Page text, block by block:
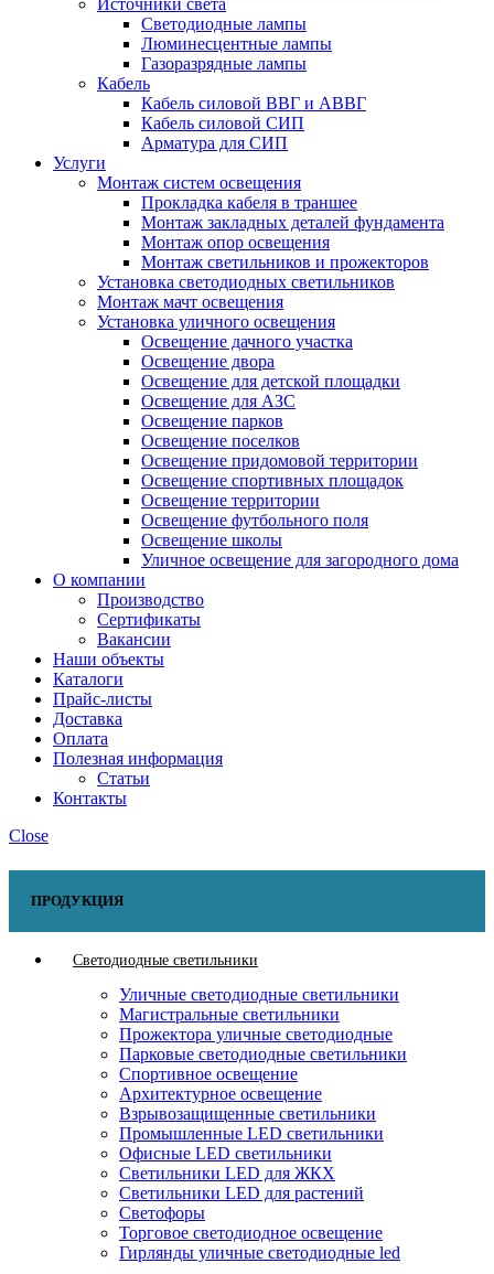
Светодиодные лампы
Люминесцентные лампы
Газоразрядные лампы
Кабель
Кабель силовой ВВГ и АВВГ
Кабель силовой СИП
Арматура для СИП
Услуги
Монтаж систем освещения
Прокладка кабеля в траншее
Монтаж закладных деталей фундамента
Монтаж опор освещения
Монтаж светильников и прожекторов
Установка светодиодных светильников
Монтаж мачт освещения
Установка уличного освещения
Освещение дачного участка
Освещение двора
Освещение для детской площадки
Освещение для АЗС
Освещение парков
Освещение поселков
Освещение придомовой территории
Освещение спортивных площадок
Освещение территории
Освещение футбольного поля
Освещение школы
Уличное освещение для загородного дома
О компании
Производство
Сертификаты
Вакансии
Наши объекты
Каталоги
Прайс-листы
Доставка
Оплата
Полезная информация
Статьи
Контакты
Close
ПРОДУКЦИЯ
Светодиодные светильники
Уличные светодиодные светильники
Магистральные светильники
Прожектора уличные светодиодные
Парковые светодиодные светильники
Спортивное освещение
Архитектурное освещение
Взрывозащищенные светильники
Промышленные LED светильники
Офисные LED светильники
Cветильники LED для ЖКХ
Светильники LED для растений
Светофоры
Торговое светодиодное освещение
Гирлянды уличные светодиодные led